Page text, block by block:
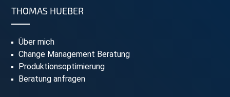
THOMAS HUEBER
Über mich
Change Management Beratung
Produktionsoptimierung
Beratung anfragen